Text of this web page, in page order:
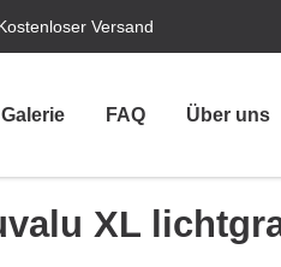
Versand
Galerie FAQ Über uns
XL